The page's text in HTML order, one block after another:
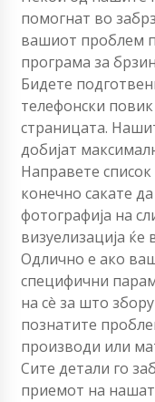
помогнат во
вашиот проблем
програма за
Бидете
телефонски
страницата.
добијат
Направете
конечно сакате
фотографија на
визуелизација
Одлично е ако
специфични
на сè за што
познатите
производи или
Сите детали го
приемот на